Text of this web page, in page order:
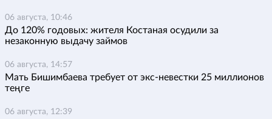
06 августа, 10:46
До 120% годовых: жителя Костаная осудили за
незаконную выдачу займов
06 августа, 14:57
Мать Бишимбаева требует от экс-невестки 25 миллионов
теңге
06 августа, 12:39